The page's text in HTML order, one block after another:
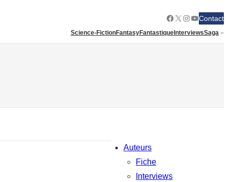
Facebook
X Instagram
YouTube
Contact
Science-FictionFantasyFantastiqueInterviewsSaga
Auteurs
Fiche
Interviews